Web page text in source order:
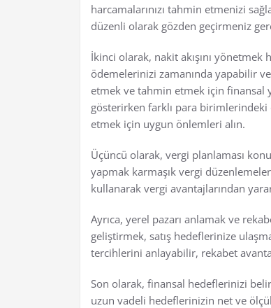
harcamalarınızı tahmin etmenizi
düzenli olarak gözden geçirmeniz
İkinci olarak, nakit akışını
ödemelerinizi zamanında yapabilir ve
etmek ve tahmin etmek için finansal
gösterirken farklı para
etmek için uygun önlemleri alın.
Üçüncü olarak, vergi planlaması
yapmak karmaşık vergi
kullanarak vergi avantajlarından
Ayrıca, yerel pazarı anlamak ve
geliştirmek, satış hedeflerinize
tercihlerini anlayabilir, rekabet
Son olarak, finansal hedeflerinizi
uzun vadeli hedeflerinizin net ve